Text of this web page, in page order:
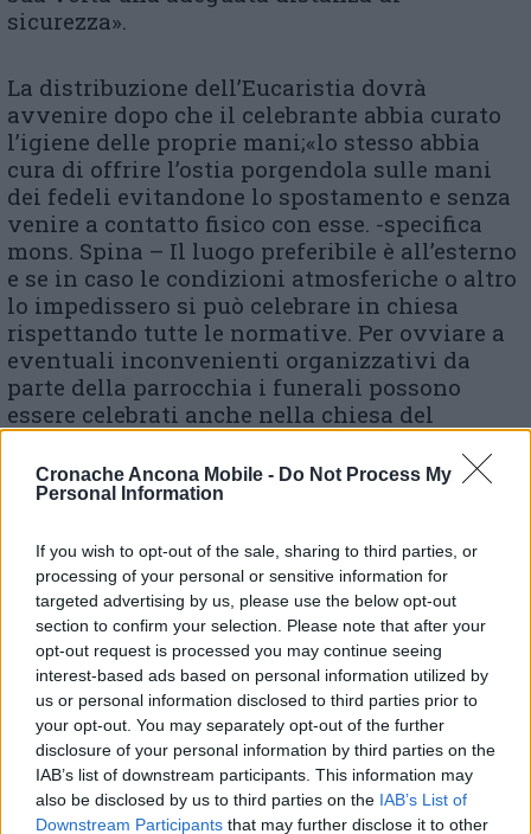
Cronache Ancona Mobile - Do Not Process My
Personal Information
If you wish to opt-out of the sale, sharing to third parties, or
processing of your personal or sensitive information for
targeted advertising by us, please use the below opt-out
section to confirm your selection. Please note that after your
opt-out request is processed you may continue seeing
interest-based ads based on personal information utilized by
us or personal information disclosed to third parties prior to
your opt-out. You may separately opt-out of the further
disclosure of your personal information by third parties on the
IAB’s list of downstream participants. This information may
also be disclosed by us to third parties on the IAB’s List of
Downstream Participants that may further disclose it to other
sicurezza».
La distribuzione dell’Eucaristia dovrà
avvenire dopo che il celebrante abbia curato
l’igiene delle proprie mani;«lo stesso abbia
cura di offrire l’ostia porgendola sulle mani
dei fedeli evitandone lo spostamento e senza
venire a contatto fisico con esse. -specifica
mons. Spina – Il luogo preferibile è all’esterno
e se in caso le condizioni atmosferiche o altro
lo impedissero si può celebrare in chiesa
rispettando tutte le normative. Per ovviare a
eventuali inconvenienti organizzativi da
parte della parrocchia i funerali possono
essere celebrati anche nella chiesa del
cimitero o negli spazi del cimitero».
L’arcivescovo della Diocesi di Ancona-Osimo
si riporta anche a un comunicato dalla Cei che
celebrazione rientra nella competenza
dell’autorità ecclesiastica, secondo un
prudente apprezzamento legato alle diverse
situazioni nei vari territori, le tradizioni e le
consuetudini locali». Tutto questo nel rispetto
della« tutela della salute pubblica e l’esigenza
di non vanificare gli importanti sforzi fin qui
compiuti», per cui “«ancora nella situazione
attuale richiede la limitazione di diversi
diritti costituzionali, fra i quali anche
l’esercizio della libertà di culto».